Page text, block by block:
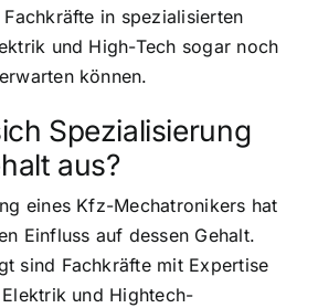
in spezialisierten
und High-Tech sogar noch
können.
Spezialisierung
aus?
eines Kfz-Mechatronikers hat
Einfluss auf dessen Gehalt.
sind Fachkräfte mit Expertise
und Hightech-